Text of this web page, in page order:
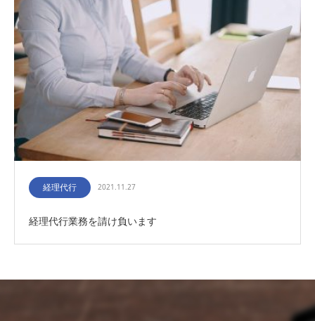
経理代行 2021.11.27
経理代行業務を請け負います